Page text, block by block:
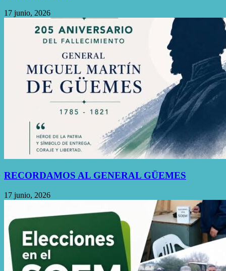
17 junio, 2026
RECORDAMOS AL GENERAL GÜEMES
17 junio, 2026